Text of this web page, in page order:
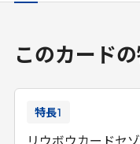
このカード
特長